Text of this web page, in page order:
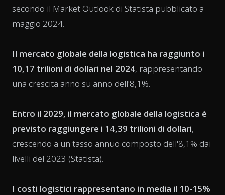
secondo il Market Outlook di Statista pubblicato a
maggio 2024.
Il mercato globale della logistica ha raggiunto i
10,17 trilioni di dollari nel 2024, rappresentando
una crescita anno su anno dell'8,1%.
Entro il 2029, il mercato globale della logistica è
previsto raggiungere i 14,39 trilioni di dollari,
crescendo a un tasso annuo composto dell'8,1% dai
livelli del 2023 (Statista).
I costi logistici rappresentano in media il 10-15%